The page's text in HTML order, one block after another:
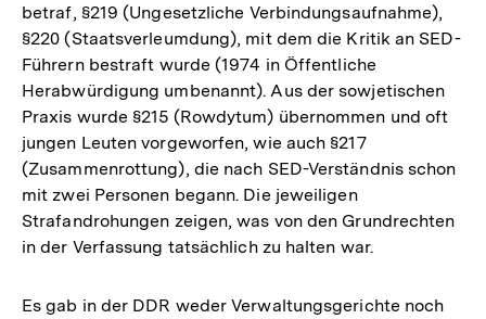
betraf, §219 (Ungesetzliche Verbindungsaufnahme),
§220 (Staatsverleumdung), mit dem die Kritik an SED-
Führern bestraft wurde (1974 in Öffentliche
Herabwürdigung umbenannt). Aus der sowjetischen
Praxis wurde §215 (Rowdytum) übernommen und oft
jungen Leuten vorgeworfen, wie auch §217
(Zusammenrottung), die nach SED-Verständnis schon
mit zwei Personen begann. Die jeweiligen
Strafandrohungen zeigen, was von den Grundrechten
in der Verfassung tatsächlich zu halten war.
Es gab in der DDR weder Verwaltungsgerichte noch